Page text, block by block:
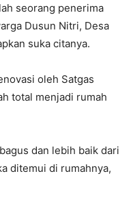
seorang penerima
Dusun Nitri, Desa
suka citanya.
oleh Satgas
total menjadi rumah
dan lebih baik dari
ditemui di rumahnya,